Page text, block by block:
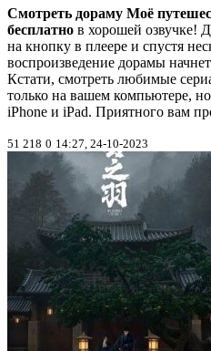
Смотреть дораму Моё
бесплатно в хорошей озвучке!
на кнопку в плеере и спустя
воспроизведение дорамы
Кстати, смотреть любимые
только на вашем компьютере,
iPhone и iPad. Приятного вам
51 218 0 14:27, 24-10-2023